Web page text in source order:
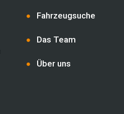
Fahrzeugsuche
Das Team
Über uns